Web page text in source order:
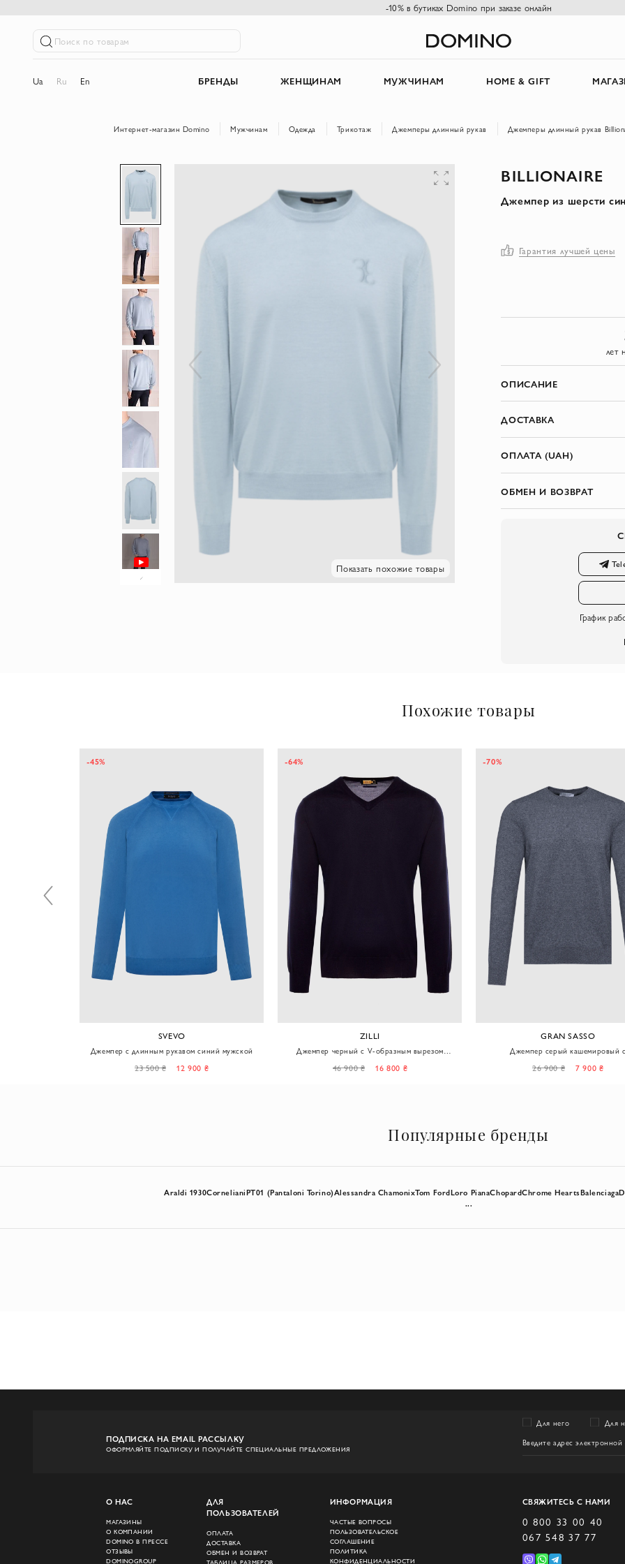
-10% в бутиках Domino при заказе онлайн
Поиск по товарам
Ua Ru En БРЕНДЫ ЖЕНЩИНАМ МУЖЧИНАМ HOME & GIFT
Интернет-магазин Domino Мужчинам Одежда Трикотаж Джемперы длинный рукав Джемперы длинный рукав
Пропустить
галереям
изображений
Показать похожие товары
BILLIONAIRE
Джемпер из шерсти
Гарантия лучшей цены
лет
ОПИСАНИЕ
ДОСТАВКА
ОПЛАТА (UAH)
ОБМЕН И ВОЗВРАТ
График
Похожие товары
SVEVO
Джемпер с длинным рукавом синий мужской
-45%
23 500 ₴ 12 900 ₴
ZILLI
Джемпер черный с V-образным вырезом
-64%
46 900 ₴ 16 800 ₴
GRAN SASSO
Джемпер серый кашемировый с
-70%
26 900 ₴ 7 900 ₴
Популярные бренды
Araldi 1930CornelianiPT01 (Pantaloni Torino)Alessandra ChamonixTom FordLoro PianaChopardChrome HeartsBalenciaga
...
ПОДПИСКА НА EMAIL РАССЫЛКУ
ОФОРМЛЯЙТЕ ПОДПИСКУ И ПОЛУЧАЙТЕ СПЕЦИАЛЬНЫЕ ПРЕДЛОЖЕНИЯ
Для него
Для
О НАС
МАГАЗИНЫ
О КОМПАНИИ
DOMINO В ПРЕССЕ
ОТЗЫВЫ
DOMINOGROUP
ДЛЯ
ПОЛЬЗОВАТЕЛЕЙ
ОПЛАТА
ДОСТАВКА
ОБМЕН И ВОЗВРАТ
ТАБЛИЦА РАЗМЕРОВ
ИНФОРМАЦИЯ
ЧАСТЫЕ ВОПРОСЫ
ПОЛЬЗОВАТЕЛЬСКОЕ
СОГЛАШЕНИЕ
ПОЛИТИКА
КОНФИДЕНЦИАЛЬНОСТИ
СВЯЖИТЕСЬ С НАМИ
0 800 33 00 40
067 548 37 77